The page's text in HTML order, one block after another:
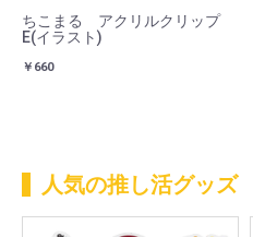
ちこまる アクリルクリップ
E(イラスト)
￥660
人気の推し活グッズ